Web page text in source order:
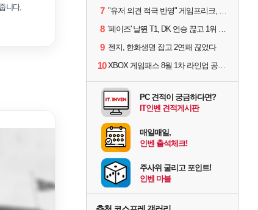
니다.
7 "유저 의견 적극 반영" 게임프리크, 비스트 오브 리인카네이션 개선 나선다
8 '페이즈' 날뛴 T1, DK 연승 끊고 1위 지켜
9 젠지, 한화생명 잡고 2연패 끊었다
10 XBOX 게임패스 8월 1차 라인업 공개... '비스트 오브 리인카네이션' 즉시 합류
PC 견적이 궁금하다면?
IT인벤 견적게시판
매일매일,
인벤 출석체크!
주사위 굴리고 포인트!
인벤 마블